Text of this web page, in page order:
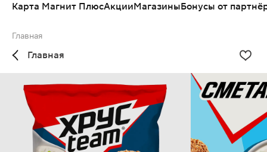
Карта Магнит ПлюсАкцииМагазиныБонусы от
Главная
Главная